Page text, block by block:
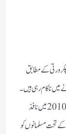
کے مطابق
میں ناکام رہی ہیں۔
رنگا ناتھ مشرا کمیشن کی سفارشات کو سابقہ بایاں محاذ حکومت نے 2010 میں نافذ
تحت مسلمانوں کو